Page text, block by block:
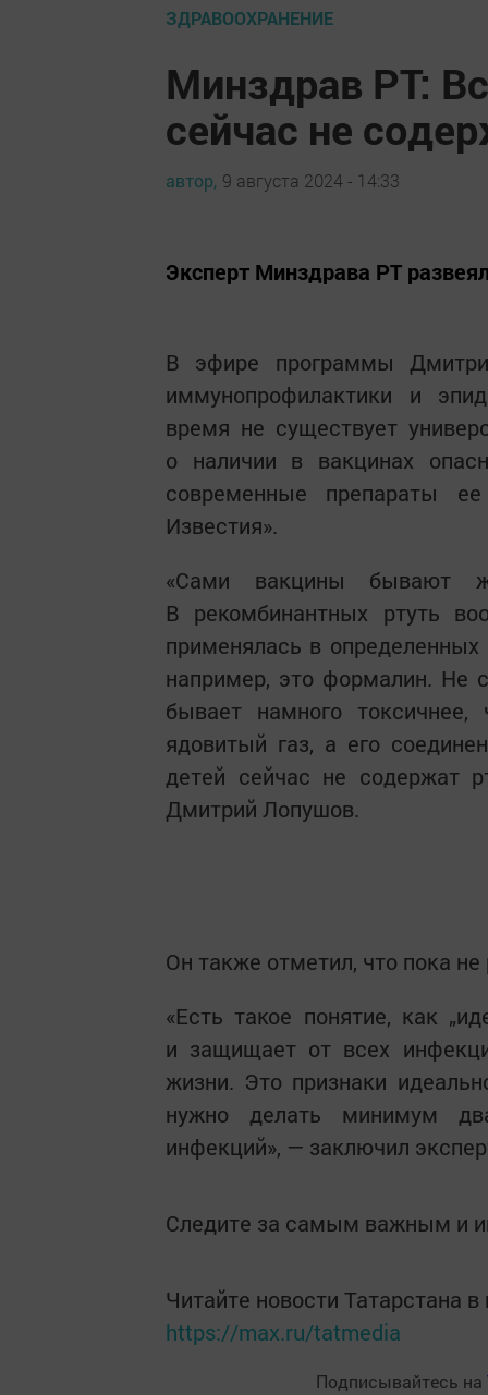
ЗДРАВООХРАНЕНИЕ
Минздрав РТ:
сейчас не
автор, 9 августа 2024 - 14:33
Эксперт Минздрава РТ
В эфире программы
иммунопрофилактики и
время не существует
о наличии в вакцинах
современные препараты
Известия».
«Сами вакцины бывают
В рекомбинантных ртуть
применялась в определенных
например, это формалин. Не
бывает намного
ядовитый газ, а его
детей сейчас не содержат
Дмитрий Лопушов.
Он также отметил, что пока
«Есть такое понятие, как
и защищает от всех
жизни. Это признаки
нужно делать минимум
инфекций», — заключил
Следите за самым важным и
Читайте новости Татарстана
https://max.ru/tatmedia
Подписывайтесь на